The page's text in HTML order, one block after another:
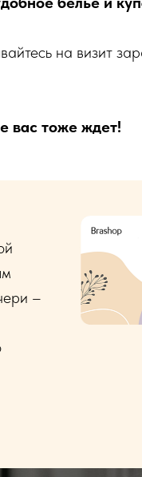
на визит
вас тоже ждет!
–